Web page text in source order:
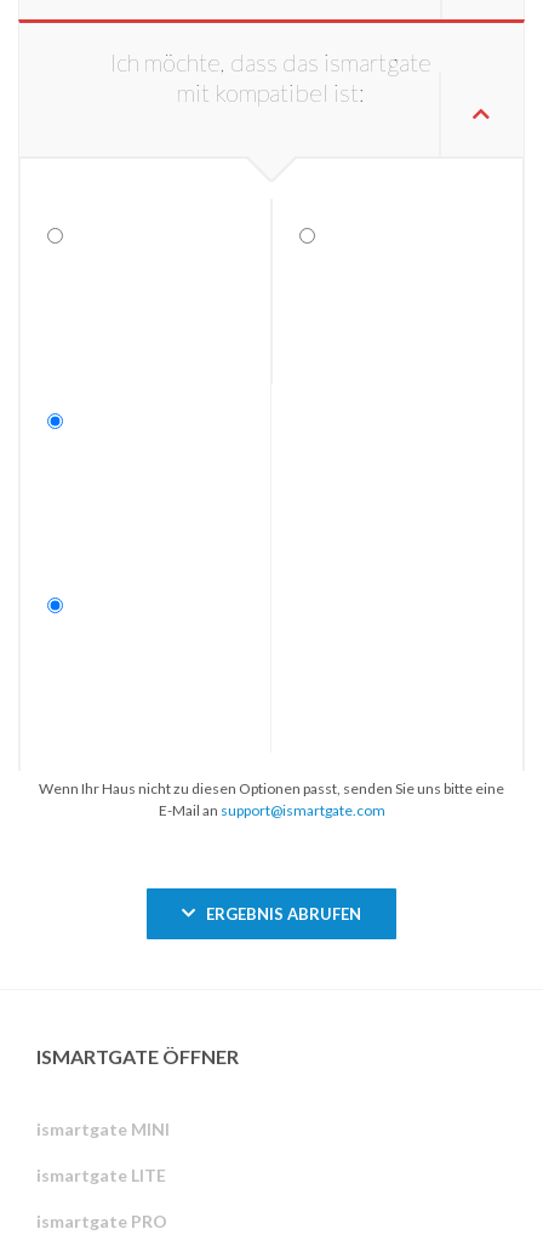
Ich möchte, dass das ismartgate
mit kompatibel ist:
Wenn Ihr Haus nicht zu diesen Optionen passt, senden Sie uns bitte eine
E-Mail an support@ismartgate.com
ERGEBNIS ABRUFEN
ISMARTGATE ÖFFNER
ismartgate MINI
ismartgate LITE
ismartgate PRO